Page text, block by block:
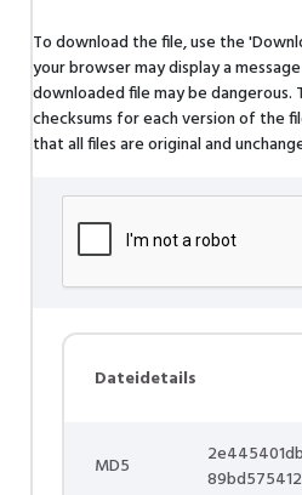
To download the file, use the
your browser may display a
downloaded file may be dangerous.
checksums for each version of the
that all files are original and
Dateidetails
MD5